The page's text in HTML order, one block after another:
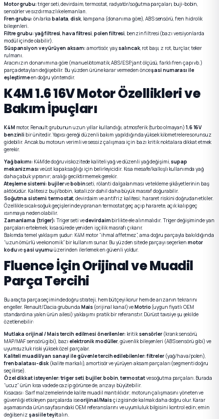
Motor grubu: triger seti, devirdaim, termostat, radyatör/soğutma parçaları, buji-bobin,
sensörler ve sızdırmazlık elemanları.
Fren grubu: ön/arka balata,disk, kampana (donanıma göre), ABS sensörü, fren hidrolik
bileşenleri.
Filtre grubu: yağ filtresi,hava filtresi, polen filtresi, benzin filtresi (bazı versiyonlarda
modül içinde olabilir).
Süspansiyon ve yürüyen aksam: amortisör, yay, salıncak, rot başı, z rot, burçlar, teker
rulmanı.
Aracınızın donanımına göre (manuel/otomatik, ABS/ESP, jant ölçüsü, farklı fren çapı vb.)
parça detayları değişebilir. Bu yüzden ürüne karar vermeden önceşasi numarası ile
eşleştirmeen doğru yöntemdir.
K4M 1.6 16V Motor Özellikleri ve
Bakım İpuçları
K4M motor, Renault grubunun uzun yıllar kullandığı, atmosferik (turbo olmayan) 1.6 16V
benzinli bir ünitedir. Yapısı gereği düzenli bakım yapıldığında yüksek kilometrelere sorunsuz
gidebilir. Ancak bu motorun verimli ve sessiz çalışması için bazı kritik noktalara dikkat etmek
gerekir.
Yağ bakımı: K4M’de doğru viskozitede kaliteli yağ ve düzenli yağ değişimi, supap
mekanizması ve üst kapak sağlığı için belirleyicidir. Kısa mesafe/kalkışlı kullanımda yağ
daha çabuk yıpranır; aralığı geciktirmemek gerekir.
Ateşleme sistemi: bujilervebobinseti, rölanti dalgalanması ve tekleme şikâyetlerinin baş
aktörüdür. Kalitesiz buji/bobin, katalizör dahil daha büyük masraf doğurabilir.
Soğutma sistemi: termostat, devirdaim ve antifriz kalitesi; hararet riskini doğrudan etkiler.
Özellikle sıcak-soğuk geçişlerinde yıpranan termostat geç açıp hararete, açık kalıp geç
ısınmaya neden olabilir.
Zamanlama (triger): Triger seti vedevirdaim birlikte ele alınmalıdır. Triger değişiminde yan
parçaları ertelemek, kısa sürede yeniden işçilik masrafı çıkarır.
Bakımda temel yaklaşım şudur: K4M motor “ihmal affetmez”, ama doğru parçayla bakıldığında
“uzun ömürlü ve ekonomik” bir kullanım sunar. Bu yüzden sitede parçayı seçerken motor
koduveşasi uyumu üzerinden ilerlemek en güvenli yoldur.
Fluence İçin Orijinal ve Muadil
Parça Tercihi
Bu araçta parça seçiminde doğru strateji, hem bütçeyi korur hem de arızanın tekrarını
engeller. Renault/Dacia grubunda Mais (orijinal kanal) veMotrio (uygun fiyatlı OEM
standardına yakın ürün ailesi) yaklaşımı pratik bir referanstır. Dürüst tavsiye şu şekilde
özetlenebilir:
Mutlaka orijinal / Mais tercih edilmesi önerilenler: kritiksensörler(krank sensörü,
MAP/MAF sensörü gibi), bazıelektronik modüller, güvenlik bileşenleri (ABS sensörü gibi) ve
uyumsuzluk riski yüksek özel parçalar.
Kaliteli muadil/yan sanayi ile güvenle tercih edilebilenler:filtreler(yağ/hava/polen),
fren balatası-disk (kalite markalı), amortisör ve yürüyen aksam parçaları (segmenti doğru
seçilirse).
Özel dikkat isteyenler:triger seti,bujiler,bobin,termostatve soğutma parçaları. Burada
“ucuz” ürün kısa vadede cazip görünse de, arızayı büyütebilir.
Kısacası: Sarf malzemelerinde kalite muadil mantıklıdır; motorun çalışmasını yöneten ve
güvenliği etkileyen parçalarda iseorijinal/Maisçizgisinde kalmak daha doğru olur. Karar
aşamasında ürün sayfasındaki OEM referanslarını ve uyumluluk bilgisini kontrol edin; emin
değilseniz şasi ile teyitalın.